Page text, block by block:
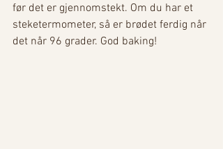
før det er gjennomstekt. Om du har et
steketermometer, så er brødet ferdig når
det når 96 grader. God baking!